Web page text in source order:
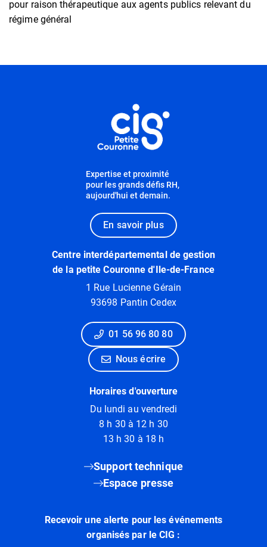
pour raison thérapeutique aux agents publics relevant du
régime général
Expertise et proximité
pour les grands défis RH,
aujourd'hui et demain.
En savoir plus
Centre interdépartemental de gestion
de la petite Couronne d'Ile-de-France
1 Rue Lucienne Gérain
93698 Pantin Cedex
01 56 96 80 80
Nous écrire
Horaires d'ouverture
Du lundi au vendredi
8 h 30 à 12 h 30
13 h 30 à 18 h
Support technique
Espace presse
Recevoir une alerte pour les événements
organisés par le CIG :